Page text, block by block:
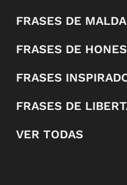
FRASES DE
FRASES DE
FRASES
FRASES DE
VER TODAS